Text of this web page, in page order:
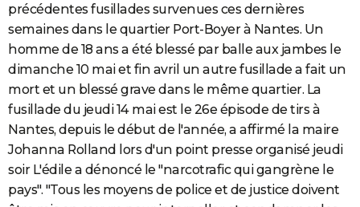
précédentes fusillades survenues ces dernières
semaines dans le quartier Port-Boyer à Nantes. Un
homme de 18 ans a été blessé par balle aux jambes le
dimanche 10 mai et fin avril un autre fusillade a fait un
mort et un blessé grave dans le même quartier. La
fusillade du jeudi 14 mai est le 26e épisode de tirs à
Nantes, depuis le début de l'année, a affirmé la maire
Johanna Rolland lors d'un point presse organisé jeudi
soir L'édile a dénoncé le "narcotrafic qui gangrène le
pays". "Tous les moyens de police et de justice doivent